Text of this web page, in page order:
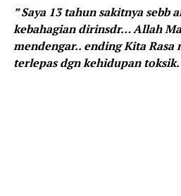
” Saya 13 tahun sakitnya sebb
kebahagian dirinsdr… Allah
mendengar.. ending Kita Rasa
terlepas dgn kehidupan toksik.